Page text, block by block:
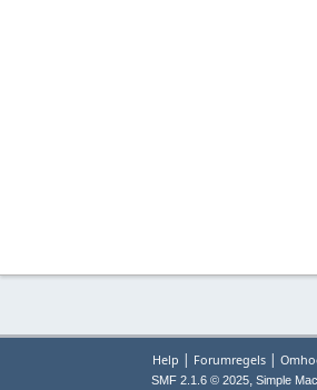
Help | Forumregels|
SMF 2.1.6 © 2025, Simple